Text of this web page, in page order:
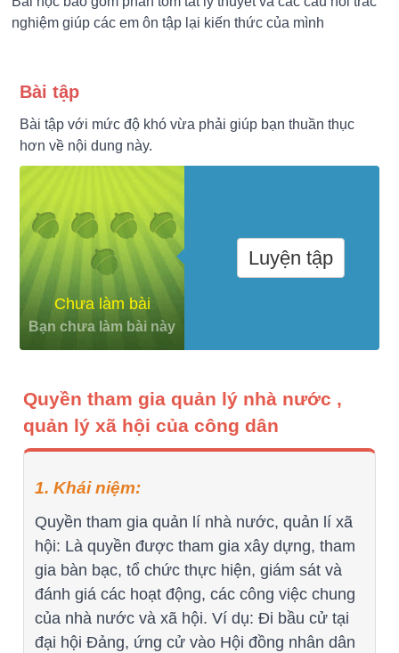
nghiệm giúp các em ôn tập lại kiến thức của mình
Bài tập
Bài tập với mức độ khó vừa phải giúp bạn thuần thục
hơn về nội dung này.
Chưa làm bài
Bạn chưa làm bài này
Luyện tập
Quyền tham gia quản lý nhà nước ,
quản lý xã hội của công dân
1. Khái niệm:
Quyền tham gia quản lí nhà nước, quản lí xã
hội: Là quyền được tham gia xây dựng, tham
gia bàn bạc, tổ chức thực hiện, giám sát và
đánh giá các hoạt động, các công việc chung
của nhà nước và xã hội. Ví dụ: Đi bầu cử tại
đại hội Đảng, ứng cử vào Hội đồng nhân dân